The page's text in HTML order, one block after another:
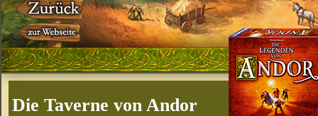
Die Taverne von Andor